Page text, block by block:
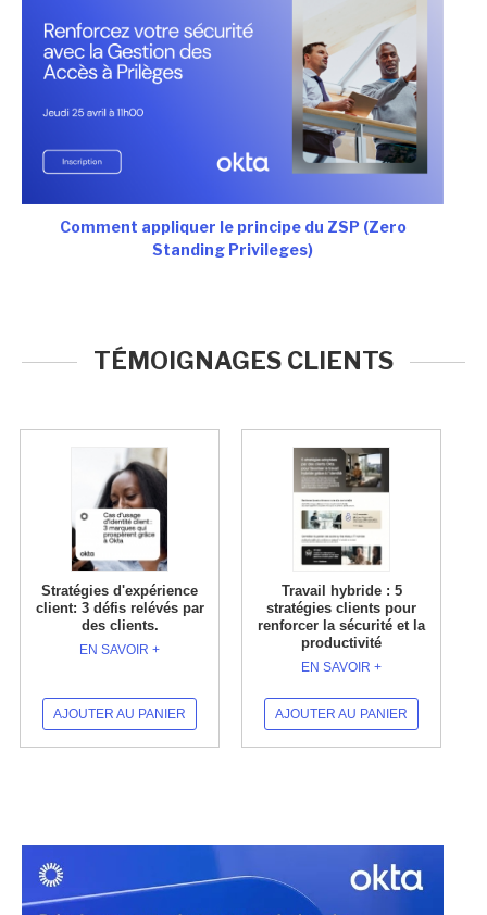
Comment appliquer le principe du ZSP (Zero
Standing Privileges)
TÉMOIGNAGES CLIENTS
Stratégies d'expérience
client: 3 défis relévés par
des clients.
EN SAVOIR +
AJOUTER AU PANIER
Travail hybride : 5
stratégies clients pour
renforcer la sécurité et la
productivité
EN SAVOIR +
AJOUTER AU PANIER